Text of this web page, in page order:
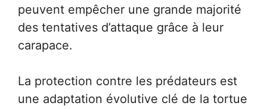
peuvent empêcher une grande majorité
des tentatives d’attaque grâce à leur
carapace.
La protection contre les prédateurs est
une adaptation évolutive clé de la tortue